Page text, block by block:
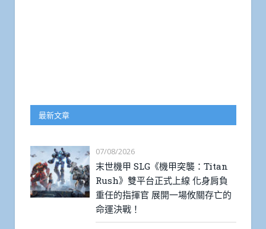
最新文章
07/08/2026
末世機甲 SLG《機甲突襲：Titan
Rush》雙平台正式上線 化身肩負
重任的指揮官 展開一場攸關存亡的
命運決戰！